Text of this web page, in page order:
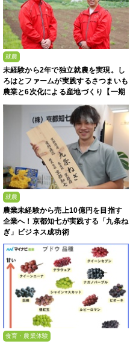
就農
未経験から2年で独立就農を実現。し
ろはとファームが実践するさつまいも
農業と6次化による産地づくり【一期
生募集】
就農
農業未経験から売上10億円を目指す
企業へ！京都知七が実践する「九条ね
ぎ」ビジネス成功術
食育・農業体験